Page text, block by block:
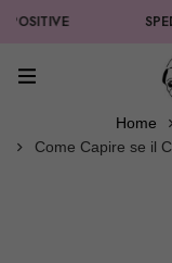
Home
Come Capire se il